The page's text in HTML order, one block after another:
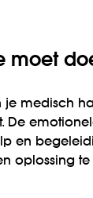
moet
medisch
De
en
oplossing te